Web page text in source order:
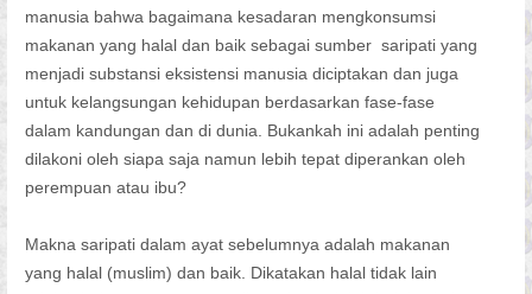
manusia bahwa bagaimana kesadaran mengkonsumsi
makanan yang halal dan baik sebagai sumber saripati yang
menjadi substansi eksistensi manusia diciptakan dan juga
untuk kelangsungan kehidupan berdasarkan fase-fase
dalam kandungan dan di dunia. Bukankah ini adalah penting
dilakoni oleh siapa saja namun lebih tepat diperankan oleh
perempuan atau ibu?
Makna saripati dalam ayat sebelumnya adalah makanan
yang halal (muslim) dan baik. Dikatakan halal tidak lain